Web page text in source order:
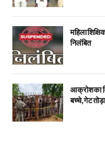
महिला
निलंबित
आक्रोश का
बच्चे, गेट तोड़ा